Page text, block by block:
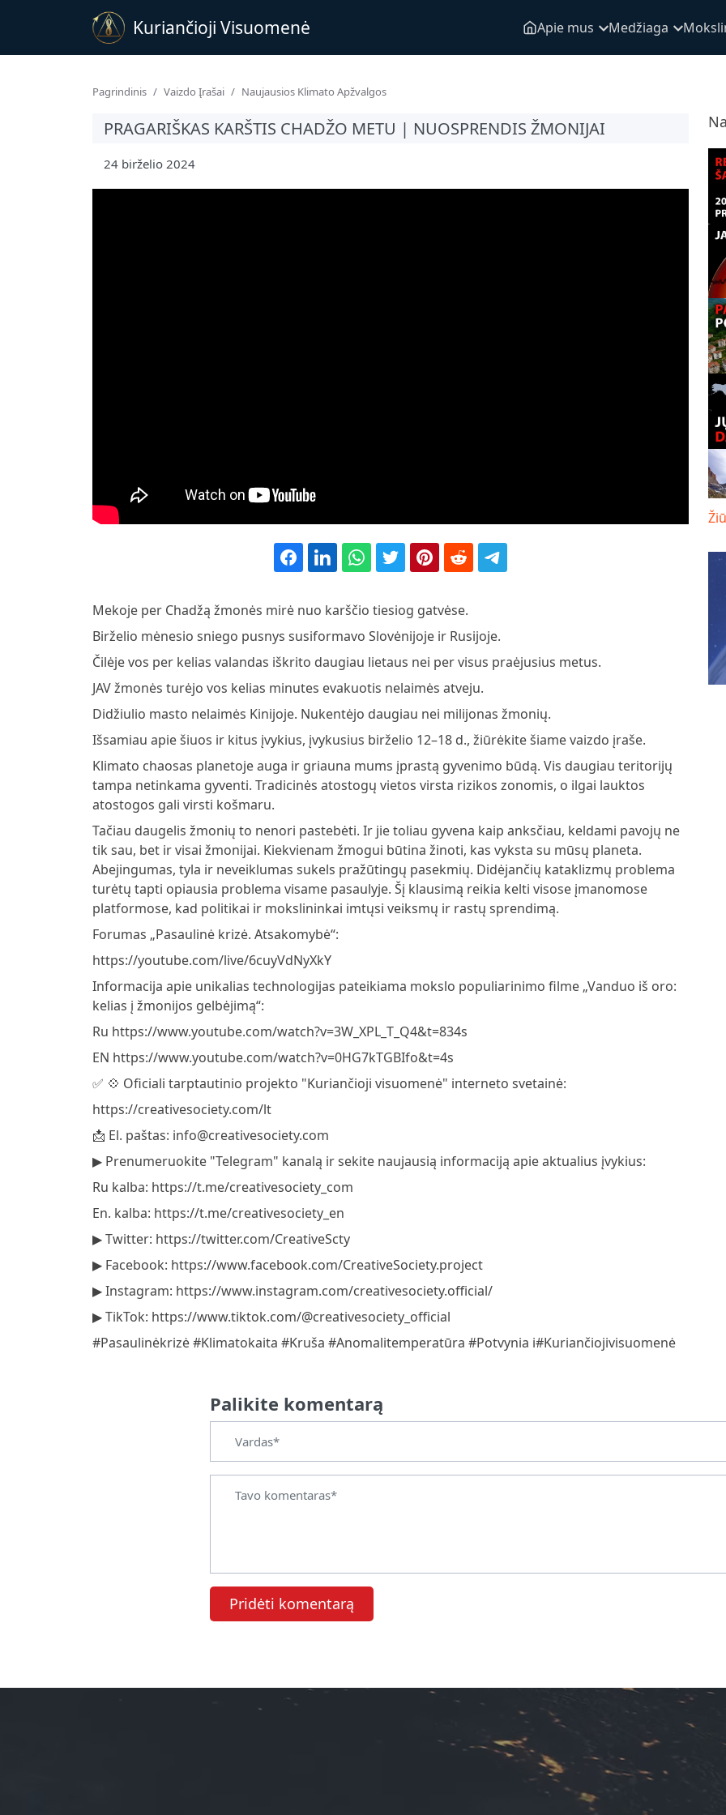
Kuriančioji Visuomenė Apie mus Medžiaga
Pagrindinis Vaizdo Įrašai Naujausios Klimato Apžvalgos
PRAGARIŠKAS KARŠTIS CHADŽO METU | NUOSPRENDIS ŽMONIJAI
24 birželio 2024
Mekoje per Chadžą žmonės mirė nuo karščio tiesiog gatvėse.
Birželio mėnesio sniego pusnys susiformavo Slovėnijoje ir Rusijoje.
Čilėje vos per kelias valandas iškrito daugiau lietaus nei per visus praėjusius metus.
JAV žmonės turėjo vos kelias minutes evakuotis nelaimės atveju.
Didžiulio masto nelaimės Kinijoje. Nukentėjo daugiau nei milijonas žmonių.
Išsamiau apie šiuos ir kitus įvykius, įvykusius birželio 12–18 d., žiūrėkite šiame vaizdo įraše.
Klimato chaosas planetoje auga ir griauna mums įprastą gyvenimo būdą. Vis daugiau teritorijų
tampa netinkama gyventi. Tradicinės atostogų vietos virsta rizikos zonomis, o ilgai lauktos
atostogos gali virsti košmaru.
Tačiau daugelis žmonių to nenori pastebėti. Ir jie toliau gyvena kaip anksčiau, keldami pavojų ne
tik sau, bet ir visai žmonijai. Kiekvienam žmogui būtina žinoti, kas vyksta su mūsų planeta.
Abejingumas, tyla ir neveiklumas sukels pražūtingų pasekmių. Didėjančių kataklizmų problema
turėtų tapti opiausia problema visame pasaulyje. Šį klausimą reikia kelti visose įmanomose
platformose, kad politikai ir mokslininkai imtųsi veiksmų ir rastų sprendimą.
Forumas „Pasaulinė krizė. Atsakomybė“:
https://youtube.com/live/6cuyVdNyXkY
Informacija apie unikalias technologijas pateikiama mokslo populiarinimo filme „Vanduo iš oro:
kelias į žmonijos gelbėjimą“:
Ru https://www.youtube.com/watch?v=3W_XPL_T_Q4&t=834s
EN https://www.youtube.com/watch?v=0HG7kTGBIfo&t=4s
✅ 💠 Oficiali tarptautinio projekto "Kuriančioji visuomenė" interneto svetainė:
https://creativesociety.com/lt
📩 El. paštas: info@creativesociety.com
▶️ Prenumeruokite "Telegram" kanalą ir sekite naujausią informaciją apie aktualius įvykius:
Ru kalba: https://t.me/creativesociety_com
En. kalba: https://t.me/creativesociety_en
▶️ Twitter: https://twitter.com/CreativeScty
▶️ Facebook: https://www.facebook.com/CreativeSociety.project
▶️ Instagram: https://www.instagram.com/creativesociety.official/
▶️ TikTok: https://www.tiktok.com/@creativesociety_official
#Pasaulinėkrizė #Klimatokaita #Kruša #Anomalitemperatūra #Potvynia i#Kuriančiojivisuomenė
Palikite komentarą
Pridėti komentarą